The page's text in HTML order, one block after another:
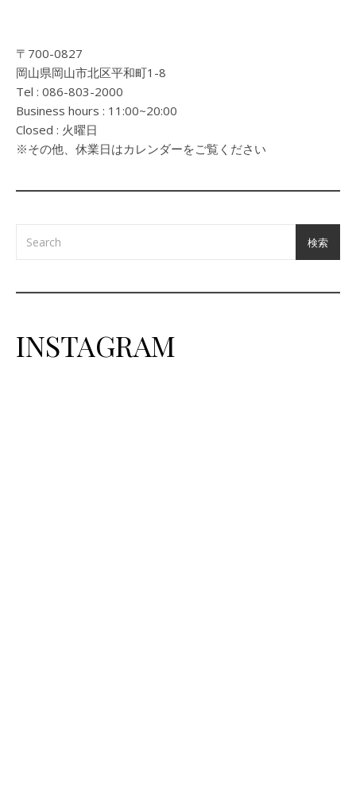
〒700-0827
岡山県岡山市北区平和町1-8
Tel : 086-803-2000
Business hours : 11:00~20:00
Closed : 火曜日
※その他、休業日はカレンダーをご覧ください
検索
INSTAGRAM